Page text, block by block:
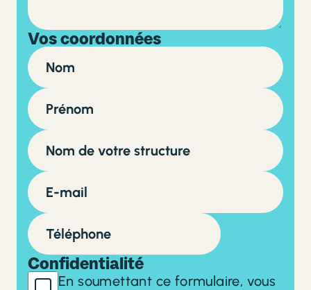
Vos coordonnées
Confidentialité
En soumettant ce formulaire, vous